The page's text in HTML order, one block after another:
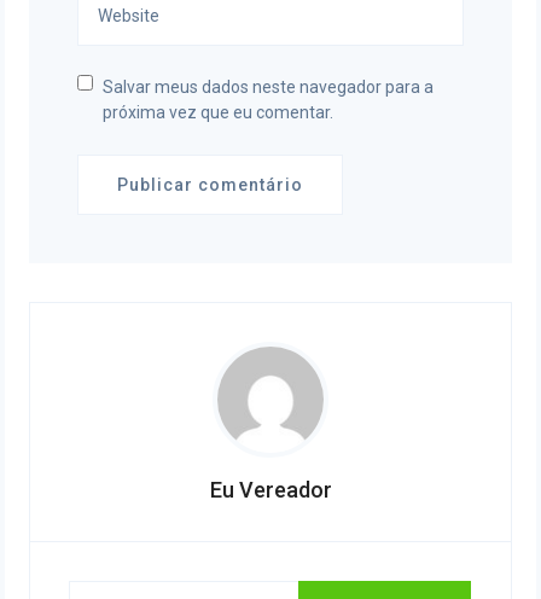
Salvar meus dados neste navegador para a
próxima vez que eu comentar.
Eu Vereador